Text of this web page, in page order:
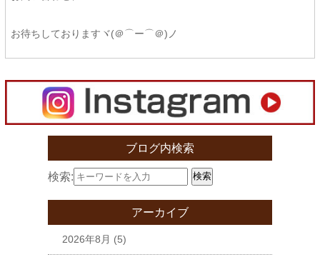
お待ちしておりますヾ(＠⌒ー⌒＠)ノ
ブログ内検索
検索: 検索
アーカイブ
2026年8月 (5)